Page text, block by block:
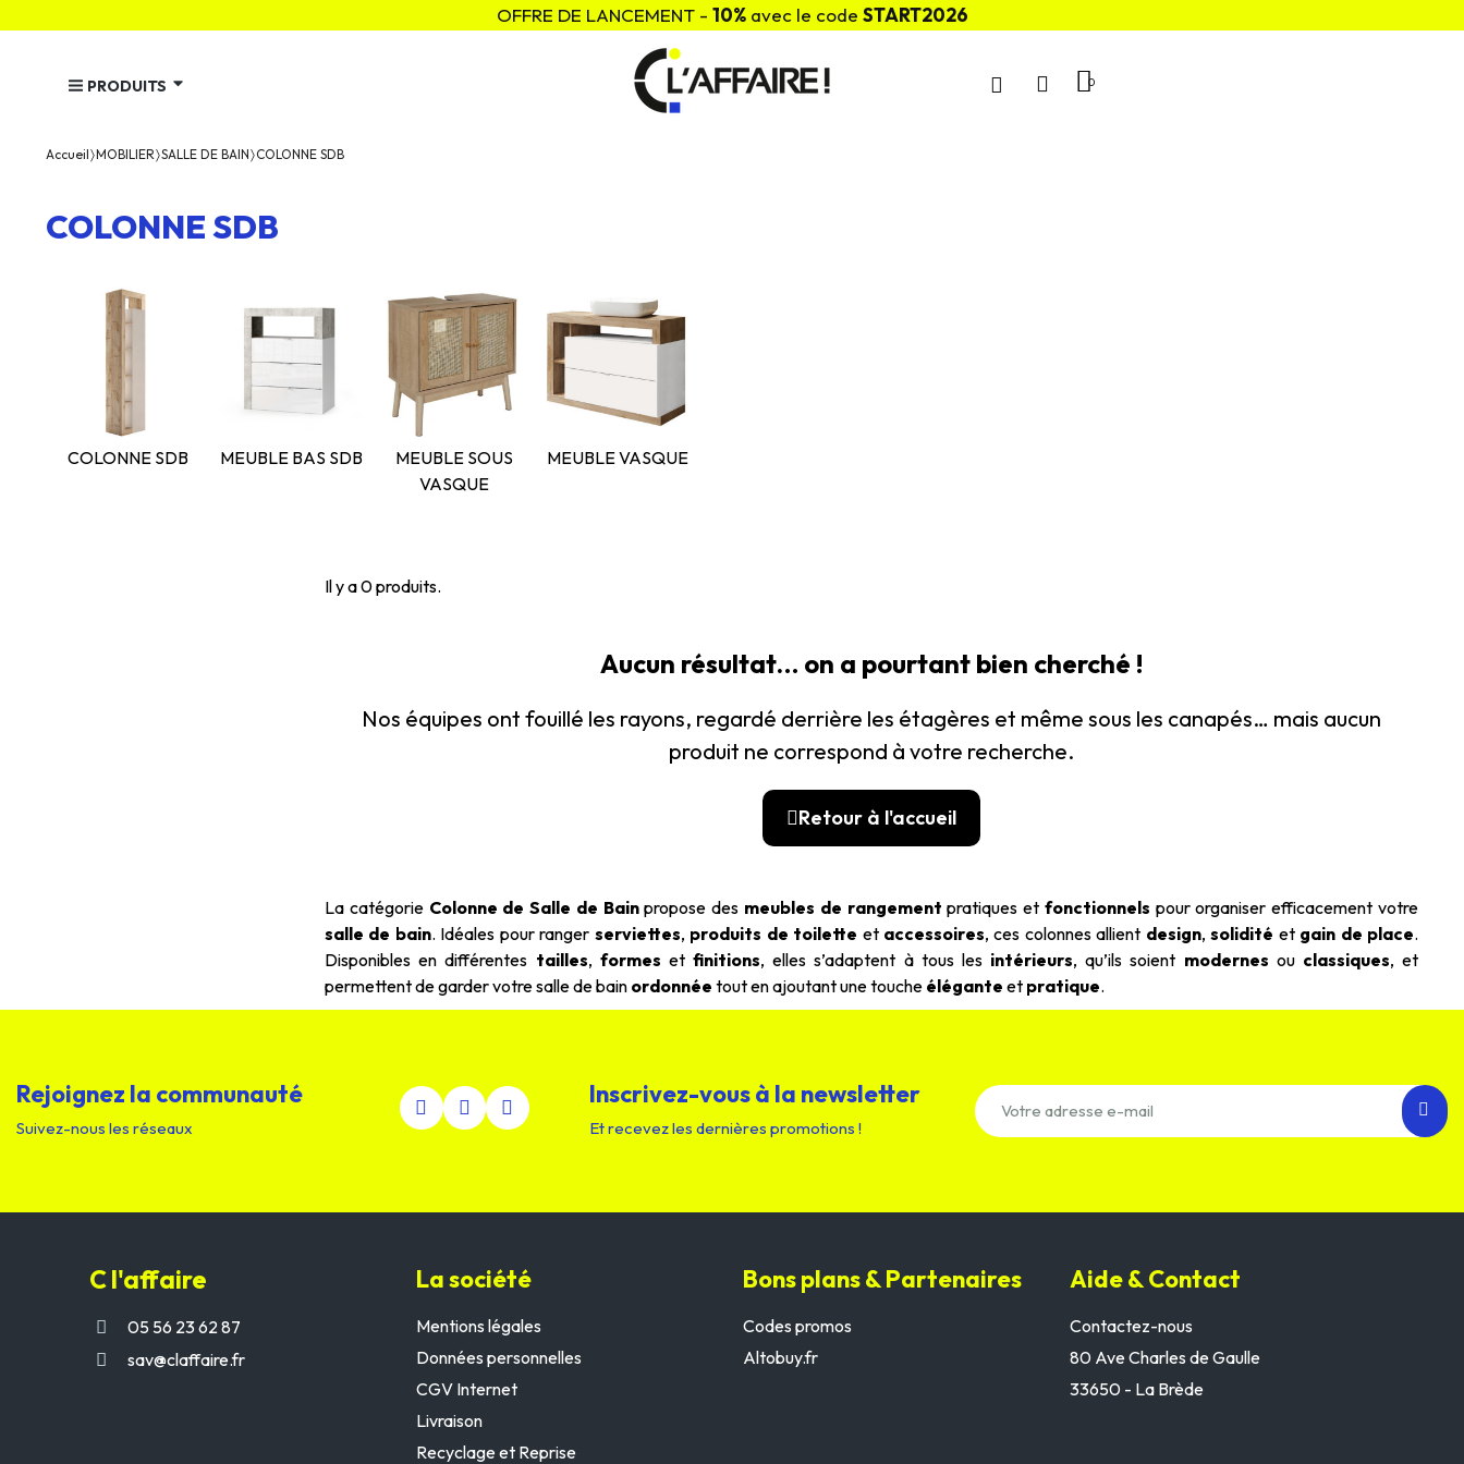
OFFRE DE LANCEMENT - 10%avec le code START2026
PRODUITS
Accueil MOBILIER SALLE DE BAIN COLONNE SDB
COLONNE SDB
COLONNE SDB MEUBLE BAS SDB
MEUBLE SOUS
VASQUE
MEUBLE VASQUE
Il y a 0 produits.
Aucun résultat… on a pourtant bien cherché !
Nos équipes ont fouillé les rayons, regardé derrière les étagères et même sous les canapés… mais aucun
produit ne correspond à votre recherche.
Retour à l'accueil
La catégorie Colonne de Salle de Bainpropose des meubles de rangement pratiques et fonctionnels pour organiser efficacement votre
salle de bain. Idéales pour ranger serviettes, produits de toilette et accessoires, ces colonnes allient design,solidité et gain de place.
Disponibles en différentes tailles, formes etfinitions, elles s’adaptent à tous les intérieurs, qu’ils soient modernes ou classiques, et
permettent de garder votre salle de bain ordonnée tout en ajoutant une touche élégante et pratique.
Rejoignez la communauté
Suivez-nous les réseaux
Inscrivez-vous à la newsletter
Et recevez les dernières promotions !
C l'affaire
05 56 23 62 87
sav@claffaire.fr
La société
Mentions légales
Données personnelles
CGV Internet
Livraison
Recyclage et Reprise
Bons plans & Partenaires
Codes promos
Altobuy.fr
Aide & Contact
Contactez-nous
80 Ave Charles de Gaulle
33650 - La Brède